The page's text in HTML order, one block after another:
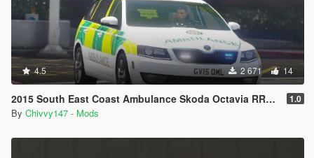
4.5 2 671 14
2015 South East Coast Ambulance Skoda Octavia RRV [ELS] [REL] 1.0
By Chivvy147 - Mods